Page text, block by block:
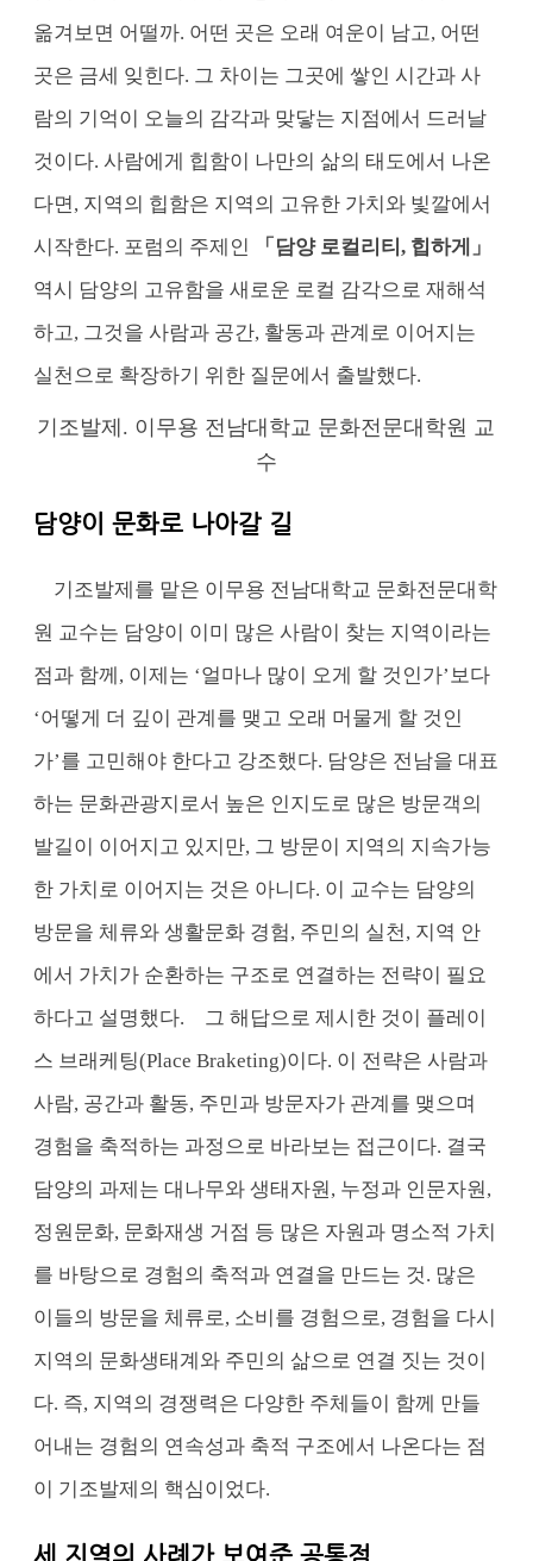
옮겨보면 어떨까. 어떤 곳은 오래 여운이 남고, 어떤
곳은 금세 잊힌다. 그 차이는 그곳에 쌓인 시간과 사
람의 기억이 오늘의 감각과 맞닿는 지점에서 드러날
것이다. 사람에게 힙함이 나만의 삶의 태도에서 나온
다면, 지역의 힙함은 지역의 고유한 가치와 빛깔에서
시작한다. 포럼의 주제인
「담양 로컬리티, 힙하게」
역시 담양의 고유함을 새로운 로컬 감각으로 재해석
하고, 그것을 사람과 공간, 활동과 관계로 이어지는
실천으로 확장하기 위한 질문에서 출발했다.
기조발제. 이무용 전남대학교 문화전문대학원 교
수
담양이 문화로 나아갈 길
기조발제를 맡은 이무용 전남대학교 문화전문대학
원 교수는 담양이 이미 많은 사람이 찾는 지역이라는
점과 함께, 이제는 ‘얼마나 많이 오게 할 것인가’보다
‘어떻게 더 깊이 관계를 맺고 오래 머물게 할 것인
가’를 고민해야 한다고 강조했다. 담양은 전남을 대표
하는 문화관광지로서 높은 인지도로 많은 방문객의
발길이 이어지고 있지만, 그 방문이 지역의 지속가능
한 가치로 이어지는 것은 아니다. 이 교수는 담양의
방문을 체류와 생활문화 경험, 주민의 실천, 지역 안
에서 가치가 순환하는 구조로 연결하는 전략이 필요
하다고 설명했다. 그 해답으로 제시한 것이 플레이
스 브래케팅(Place Braketing)이다. 이 전략은 사람과
사람, 공간과 활동, 주민과 방문자가 관계를 맺으며
경험을 축적하는 과정으로 바라보는 접근이다. 결국
담양의 과제는 대나무와 생태자원, 누정과 인문자원,
정원문화, 문화재생 거점 등 많은 자원과 명소적 가치
를 바탕으로 경험의 축적과 연결을 만드는 것. 많은
이들의 방문을 체류로, 소비를 경험으로, 경험을 다시
지역의 문화생태계와 주민의 삶으로 연결 짓는 것이
다. 즉, 지역의 경쟁력은 다양한 주체들이 함께 만들
어내는 경험의 연속성과 축적 구조에서 나온다는 점
이 기조발제의 핵심이었다.
세 지역의 사례가 보여준 공통점